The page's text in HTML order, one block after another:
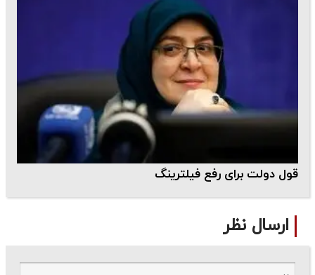
قول دولت برای رفع فیلترینگ
ارسال نظر